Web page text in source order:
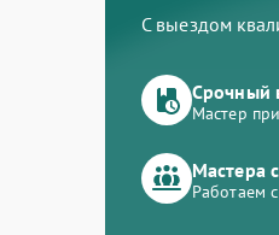
С выездом
Срочный
Мастер
Мастера
Работаем